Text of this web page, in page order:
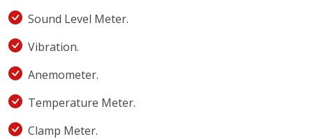
Sound Level Meter.
Vibration.
Anemometer.
Temperature Meter.
Clamp Meter.